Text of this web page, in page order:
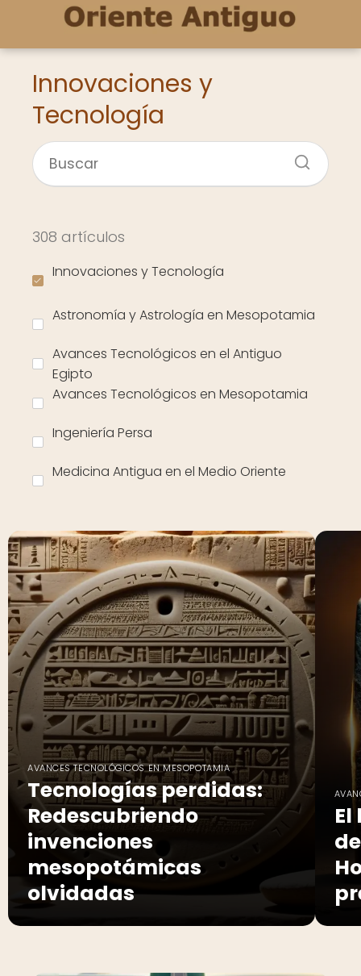
Innovaciones y
Tecnología
308 artículos
Innovaciones y Tecnología
Astronomía y Astrología en Mesopotamia
Avances Tecnológicos en el Antiguo
Egipto
Avances Tecnológicos en Mesopotamia
Ingeniería Persa
Medicina Antigua en el Medio Oriente
AVANCES TECNOLÓGICOS EN MESOPOTAMIA
Tecnologías perdidas:
Redescubriendo
invenciones
mesopotámicas
olvidadas